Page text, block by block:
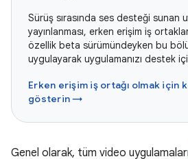
Sürüş sırasında ses desteği sunan
yayınlanması, erken erişim iş
özellik beta sürümündeyken bu
uygulayarak uygulamanızı destek
Erken erişim iş ortağı olmak için
gösterin →
Genel olarak, tüm video